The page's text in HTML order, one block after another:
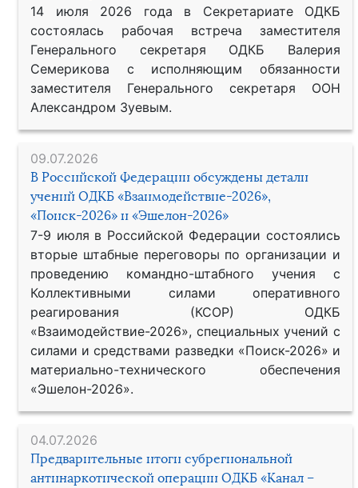
14 июля 2026 года в Секретариате ОДКБ
состоялась рабочая встреча заместителя
Генерального секретаря ОДКБ Валерия
Семерикова с исполняющим обязанности
заместителя Генерального секретаря ООН
Александром Зуевым.
09.07.2026
В Российской Федерации обсуждены детали
учений ОДКБ «Взаимодействие-2026»,
«Поиск-2026» и «Эшелон-2026»
7-9 июля в Российской Федерации состоялись
вторые штабные переговоры по организации и
проведению командно-штабного учения с
Коллективными силами оперативного
реагирования (КСОР) ОДКБ
«Взаимодействие-2026», специальных учений с
силами и средствами разведки «Поиск-2026» и
материально-технического обеспечения
«Эшелон-2026».
04.07.2026
Предварительные итоги субрегиональной
антинаркотической операции ОДКБ «Канал –